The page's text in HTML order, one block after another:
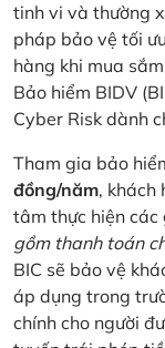
tinh vi và thường
pháp bảo vệ tối
hàng khi mua
Bảo hiểm BIDV
Cyber Risk dành
Tham gia bảo
đồng/năm, khách
tâm thực hiện
gồm thanh toán
BIC sẽ bảo vệ
áp dụng trong
chính cho người